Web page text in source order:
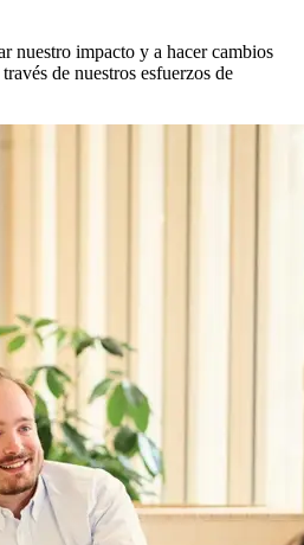
nuestro impacto y a hacer cambios
de nuestros esfuerzos de